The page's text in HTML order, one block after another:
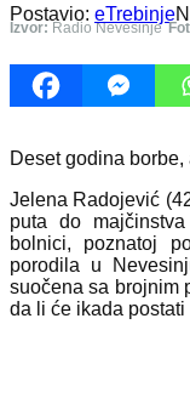
Postavio: eTrebinje
Izvor: Radio Nevesinje
Deset godina
Jelena Radojević
puta do
bolnici, poznatoj
porodila u
suočena sa brojnim
da li će ikada postati